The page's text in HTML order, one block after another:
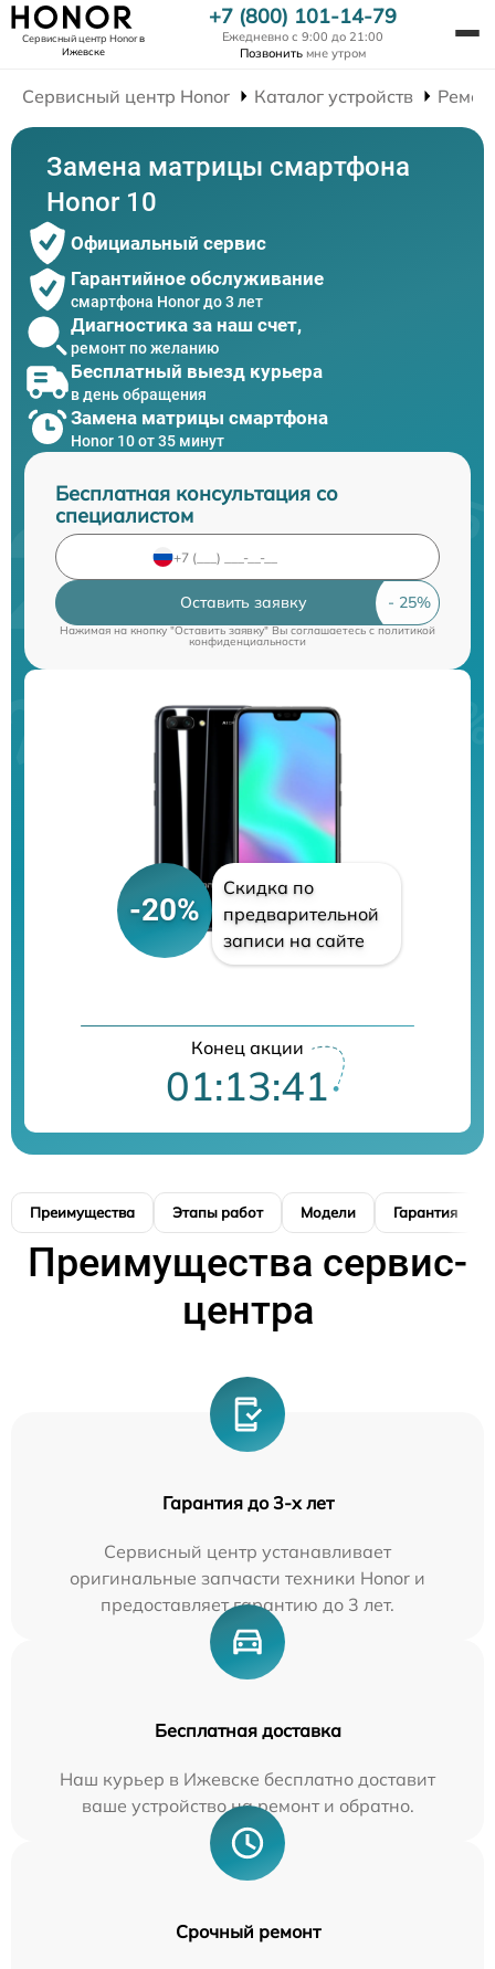
Сервисный центр Honorв
Ижевске
+7 (800) 101-14-79
Ежедневно с 9:00 до 21:00
Позвонить мне утром
Сервисный центр Honor Каталог устройств
Замена матрицы смартфона
Honor 10
Официальный сервис
Гарантийное обслуживание
смартфона Honor до 3 лет
Диагностика за наш счет,
ремонт по желанию
Бесплатный выезд курьера
в день обращения
Замена матрицы смартфона
Honor 10 от 35 минут
Бесплатная консультация со
специалистом
Оставить заявку
Нажимая на кнопку "Оставить заявку" Вы соглашаетесь cполитикой
конфиденциальности
-20%
Скидка по
предварительной
записи на сайте
Конец акции
01:13:40
Преимущества Этапы работ Модели Гарантия
Преимущества сервис-
центра
Гарантия до 3-х лет
Сервисный центр устанавливает
оригинальные запчасти техники Honor и
предоставляет гарантию до 3 лет.
Бесплатная доставка
Наш курьер в Ижевске бесплатно доставит
ваше устройство на ремонт и обратно.
Срочный ремонт